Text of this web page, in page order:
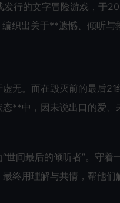
行的文字冒险游戏，于
织出关于**遗憾、倾听与
无。而在毁灭前的最后
**中，因未说出口的爱、
间最后的倾听者”。守着
终用理解与共情，帮他们